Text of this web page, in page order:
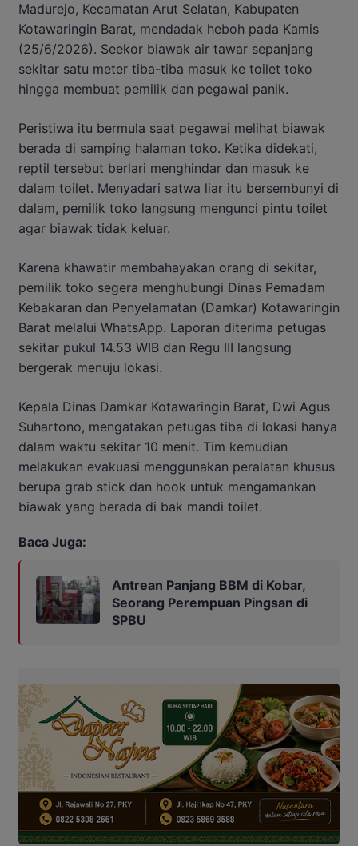
Madurejo, Kecamatan Arut Selatan, Kabupaten
Kotawaringin Barat, mendadak heboh pada Kamis
(25/6/2026). Seekor biawak air tawar sepanjang
sekitar satu meter tiba-tiba masuk ke toilet toko
hingga membuat pemilik dan pegawai panik.
Peristiwa itu bermula saat pegawai melihat biawak
berada di samping halaman toko. Ketika didekati,
reptil tersebut berlari menghindar dan masuk ke
dalam toilet. Menyadari satwa liar itu bersembunyi di
dalam, pemilik toko langsung mengunci pintu toilet
agar biawak tidak keluar.
Karena khawatir membahayakan orang di sekitar,
pemilik toko segera menghubungi Dinas Pemadam
Kebakaran dan Penyelamatan (Damkar) Kotawaringin
Barat melalui WhatsApp. Laporan diterima petugas
sekitar pukul 14.53 WIB dan Regu III langsung
bergerak menuju lokasi.
Kepala Dinas Damkar Kotawaringin Barat, Dwi Agus
Suhartono, mengatakan petugas tiba di lokasi hanya
dalam waktu sekitar 10 menit. Tim kemudian
melakukan evakuasi menggunakan peralatan khusus
berupa grab stick dan hook untuk mengamankan
biawak yang berada di bak mandi toilet.
Baca Juga:
Antrean Panjang BBM di Kobar,
Seorang Perempuan Pingsan di
SPBU